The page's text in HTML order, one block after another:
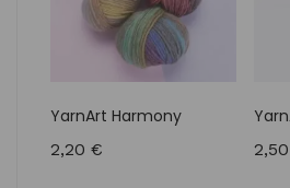
YarnArt Harmony
2,20 € 2,50